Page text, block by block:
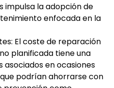
impulsa la adopción de
enfocada en la
El coste de reparación
planificada tiene una
asociados en ocasiones
podrían ahorrarse con